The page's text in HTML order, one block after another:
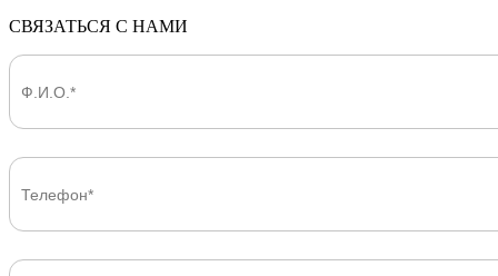
СВЯЗАТЬСЯ С НАМИ